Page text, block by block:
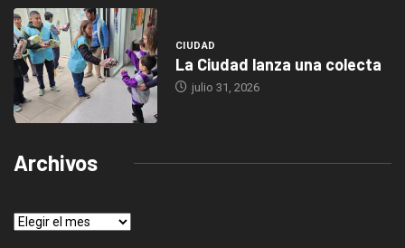
CIUDAD
La Ciudad lanza una colecta
julio 31, 2026
Archivos
Archivos